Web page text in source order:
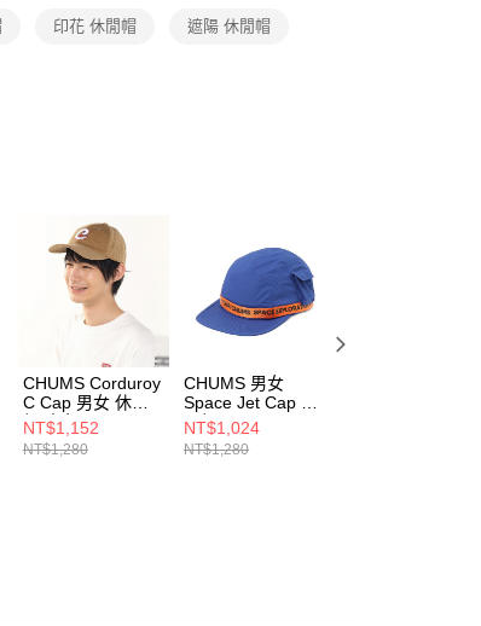
要範圍內提供個人資料，並將交易相關給付款項請
事宜，請瀏覽以下網址：
認證。
帳號或使用他人資訊註冊。若發現惡意使用之情
公司將有權停止該用戶之使用額度並採取法律行
印花 休閒帽 遮陽 休閒帽
CHUMS Corduroy
C Cap 男女 休閒
帽 米色
CH051449B001
NT$1,152
NT$1,280
CHUMS 男女
Space Jet Cap 休
閒帽
CH051422A001
NT$1,024
NT$1,280